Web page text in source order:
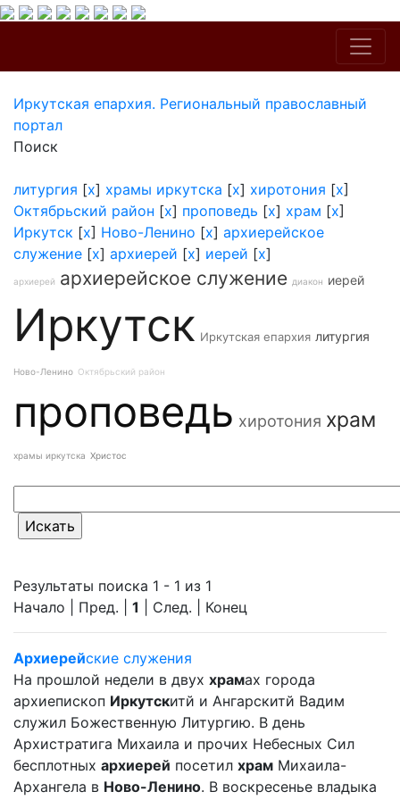
Иркутская епархия. Региональный православный
портал
Поиск
литургия [x] храмы иркутска [x] хиротония [x]
Октябрьский район [x] проповедь [x] храм [x]
Иркутск [x] Ново-Ленино [x] архиерейское
служение [x] архиерей [x] иерей [x]
архиерей архиерейское служение диакон иерей
Иркутск Иркутская епархия литургия
Ново-Ленино Октябрьский район
проповедь хиротония храм
храмы иркутска Христос
Результаты поиска 1 - 1 из 1
Начало | Пред. | 1 | След. | Конец
Архиерейские служения
На прошлой недели в двух храмах города
архиепископ Иркутскитй и Ангарскитй Вадим
служил Божественную Литургию. В день
Архистратига Михаила и прочих Небесных Сил
бесплотных архиерей посетил храм Михаила-
Архангела в Ново-Ленино. В воскресенье владыка